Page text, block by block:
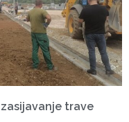
trave